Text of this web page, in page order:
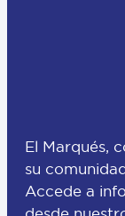
El Marqués,
su
Accede a